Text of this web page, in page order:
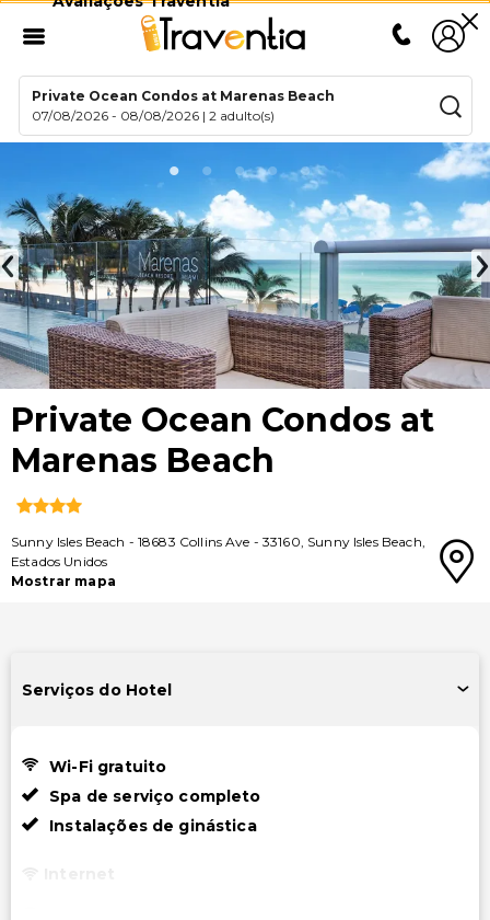
Private Ocean Condos at Marenas Beach
07/08/2026 - 08/08/2026 |2 adulto(s)
Private Ocean Condos at
Marenas Beach
Sunny Isles Beach -18683 Collins Ave -33160, Sunny Isles Beach,
Estados Unidos
Mostrar mapa
Serviços do Hotel
Wi-Fi gratuito
Spa de serviço completo
Instalações de ginástica